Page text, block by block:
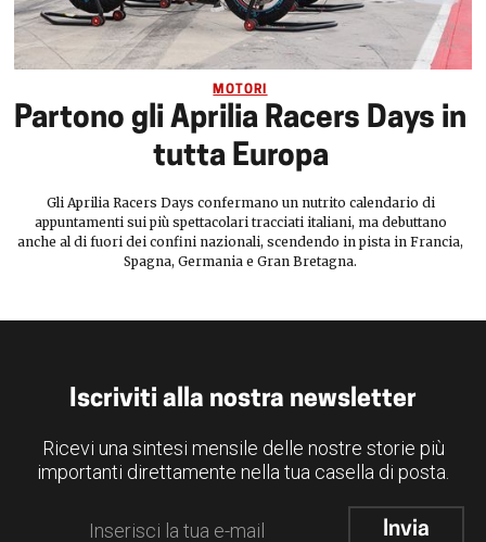
MOTORI
Partono gli Aprilia Racers Days in
tutta Europa
Gli Aprilia Racers Days confermano un nutrito calendario di
appuntamenti sui più spettacolari tracciati italiani, ma debuttano
anche al di fuori dei confini nazionali, scendendo in pista in Francia,
Spagna, Germania e Gran Bretagna.
Iscriviti alla nostra newsletter
Ricevi una sintesi mensile delle nostre storie più
importanti direttamente nella tua casella di posta.